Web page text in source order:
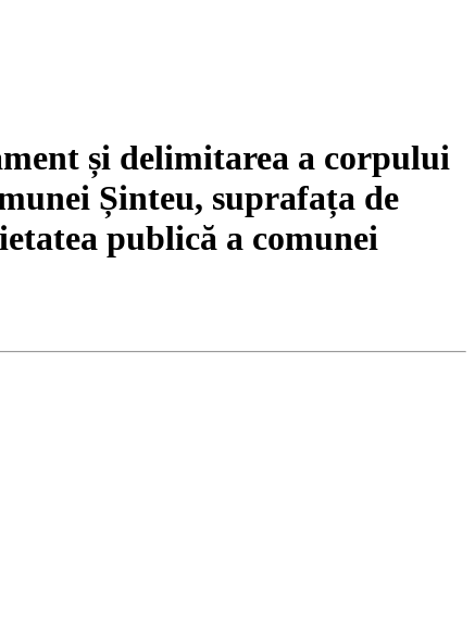
și delimitarea a corpului
Șinteu, suprafața de
publică a comunei